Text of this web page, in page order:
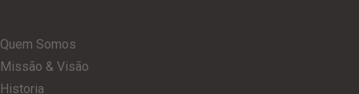
Quem Somos
Missão & Visão
Historia